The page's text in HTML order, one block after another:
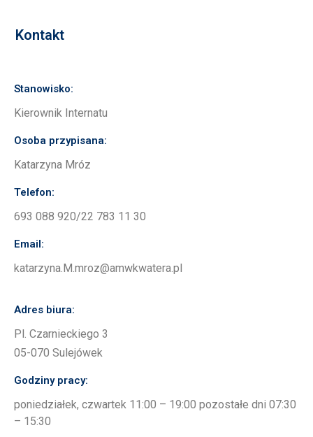
Kontakt
Stanowisko:
Kierownik Internatu
Osoba przypisana:
Katarzyna Mróz
Telefon:
693 088 920/22 783 11 30
Email:
katarzyna.M.mroz@amwkwatera.pl
Adres biura:
Pl. Czarnieckiego 3
05-070 Sulejówek
Godziny pracy:
poniedziałek, czwartek 11:00 – 19:00 pozostałe dni 07:30
– 15:30